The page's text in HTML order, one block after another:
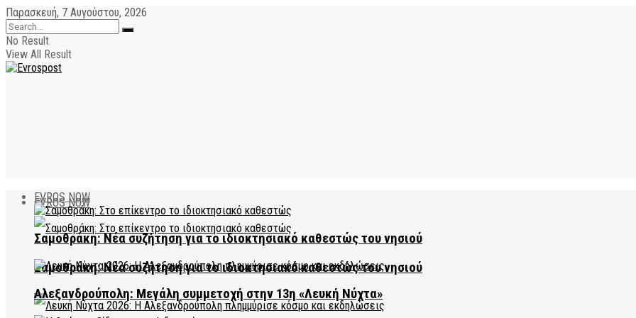
Παρασκευή, 7 Αυγούστου, 2026
No Result
View All Result
EVROS NOW
Σαμοθράκη: Νέα συζήτηση για το ιδιοκτησιακό καθεστώς του νησιού
EVROS NOW
Σαμοθράκη: Νέα συζήτηση για το ιδιοκτησιακό καθεστώς του νησιού
Αλεξανδρούπολη: Μεγάλη συμμετοχή στην 13η «Λευκή Νύχτα»